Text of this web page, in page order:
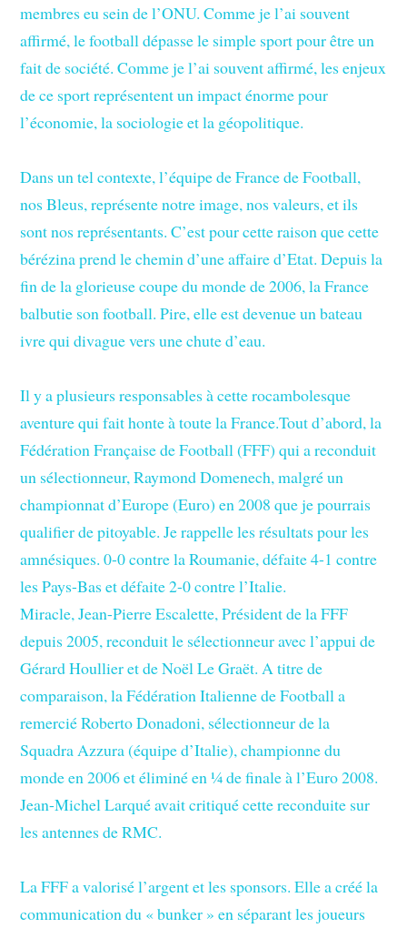
membres eu sein de l’ONU. Comme je l’ai souvent
affirmé, le football dépasse le simple sport pour être un
fait de société. Comme je l’ai souvent affirmé, les enjeux
de ce sport représentent un impact énorme pour
l’économie, la sociologie et la géopolitique.
Dans un tel contexte, l’équipe de France de Football,
nos Bleus, représente notre image, nos valeurs, et ils
sont nos représentants. C’est pour cette raison que cette
bérézina prend le chemin d’une affaire d’Etat. Depuis la
fin de la glorieuse coupe du monde de 2006, la France
balbutie son football. Pire, elle est devenue un bateau
ivre qui divague vers une chute d’eau.
Il y a plusieurs responsables à cette rocambolesque
aventure qui fait honte à toute la France.Tout d’abord, la
Fédération Française de Football (FFF) qui a reconduit
un sélectionneur, Raymond Domenech, malgré un
championnat d’Europe (Euro) en 2008 que je pourrais
qualifier de pitoyable. Je rappelle les résultats pour les
amnésiques. 0-0 contre la Roumanie, défaite 4-1 contre
les Pays-Bas et défaite 2-0 contre l’Italie.
Miracle, Jean-Pierre Escalette, Président de la FFF
depuis 2005, reconduit le sélectionneur avec l’appui de
Gérard Houllier et de Noël Le Graët. A titre de
comparaison, la Fédération Italienne de Football a
remercié Roberto Donadoni, sélectionneur de la
Squadra Azzura (équipe d’Italie), championne du
monde en 2006 et éliminé en ¼ de finale à l’Euro 2008.
Jean-Michel Larqué avait critiqué cette reconduite sur
les antennes de RMC.
La FFF a valorisé l’argent et les sponsors. Elle a créé la
communication du « bunker » en séparant les joueurs